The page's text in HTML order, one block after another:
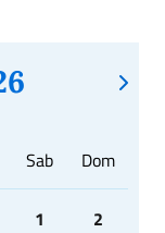
Sab Dom
1 2